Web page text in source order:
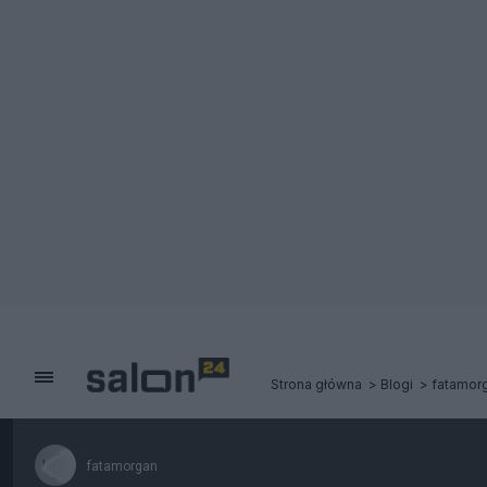
Strona główna Blogi
fatamorgan